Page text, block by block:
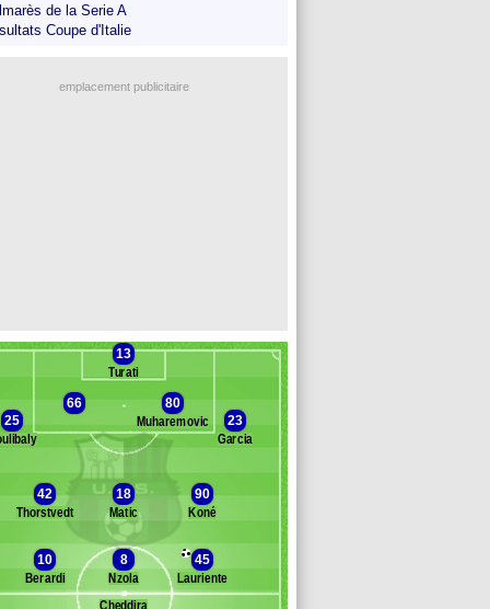
de la Serie A
Coupe d'Italie
emplacement publicitaire
Banc des remplaçants Sassuolo
13
Turati
66
80
Muharemovic
25
23
Garcia
42
Thorstvedt
18
Matic
90
Koné
10
Berardi
8
Nzola
45
Lauriente
Cheddira